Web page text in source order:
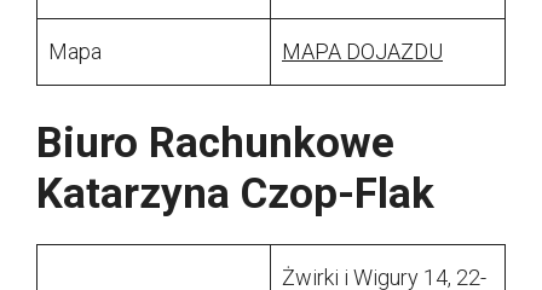
Mapa MAPA DOJAZDU
Biuro Rachunkowe
Katarzyna Czop-Flak
Żwirki i Wigury 14, 22-